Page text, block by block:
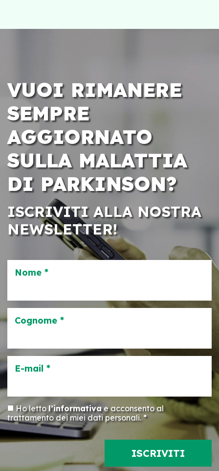
VUOI RIMANERE
SEMPRE
AGGIORNATO
SULLA MALATTIA
DI PARKINSON?
ISCRIVITI ALLA NOSTRA
NEWSLETTER!
Nome *
Cognome *
E-mail *
Ho lettol’informativae acconsento al
trattamento dei miei dati personali. *